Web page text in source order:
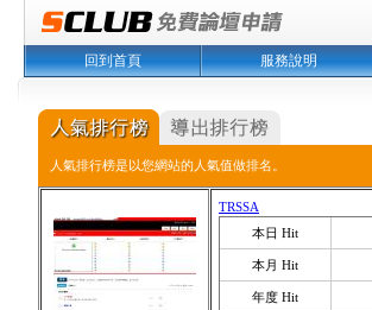
回到首頁 服務說明
人氣排行榜是以您網站的人氣值做排名。
TRSSA
本日 Hit
本月 Hit
年度 Hit